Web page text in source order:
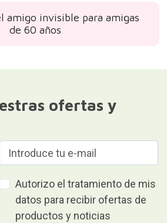
amigo invisible para amigas
de 60 años
ofertas y
Autorizo el tratamiento de mis
datos para recibir ofertas de
productos y noticias